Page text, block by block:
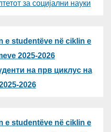
за социјални науки
e studentëve në ciklin e
2025-2026
на прв циклус на
2026
e studentëve në ciklin e